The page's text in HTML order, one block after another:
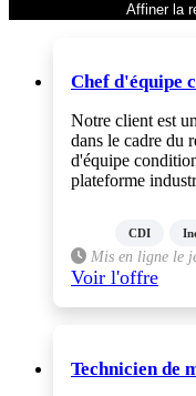
Affiner la
Chef d'équipe
Notre client est
dans le cadre du
d'équipe
plateforme
CDI
Mis en ligne le
Voir l'offre
Technicien de